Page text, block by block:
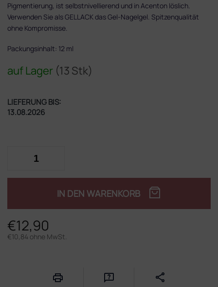
€12,90
€10,84 ohne MwSt.
auf Lager (13 Stk)
LIEFERUNG BIS:
13.08.2026
IN DEN WARENKORB
Pigmentierung, ist selbstnivellierend und in Acenton löslich.
Verwenden Sie als GELLACK das Gel-Nagelgel. Spitzenqualität
ohne Kompromisse.
Packungsinhalt: 12 ml